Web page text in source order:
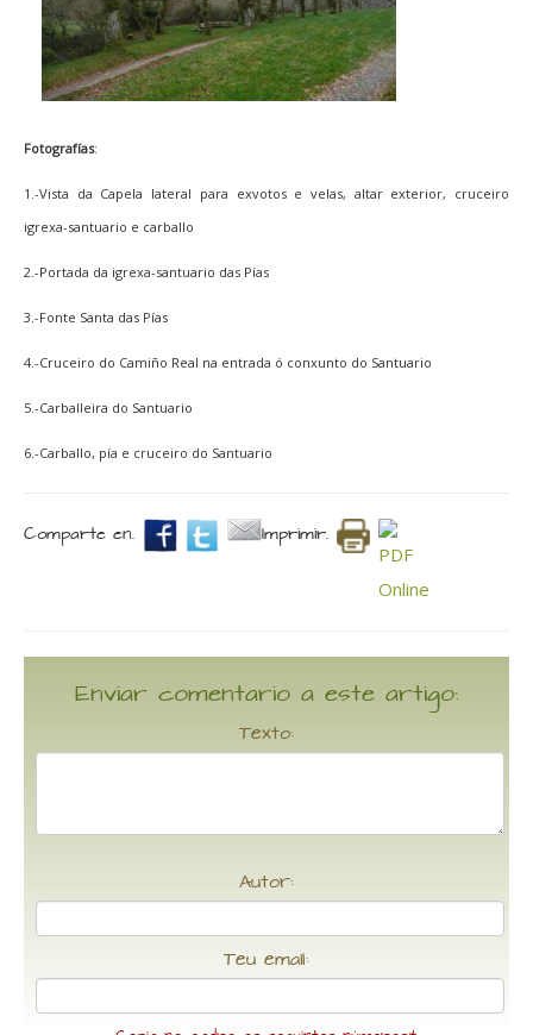
Fotografías:
1.-Vista da Capela lateral para exvotos e velas, altar exterior, cruceiro
igrexa-santuario e carballo
2.-Portada da igrexa-santuario das Pías
3.-Fonte Santa das Pías
4.-Cruceiro do Camiño Real na entrada ó conxunto do Santuario
5.-Carballeira do Santuario
6.-Carballo, pía e cruceiro do Santuario
Comparte en. Imprimir.
Enviar comentario a este artigo:
Texto:
Autor:
Teu email: